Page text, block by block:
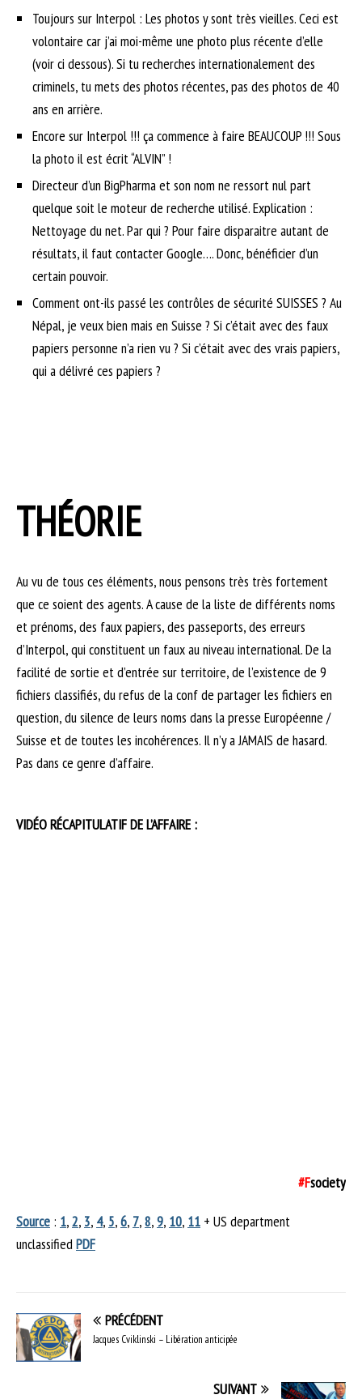
Toujours sur Interpol : Les photos y sont très vieilles. Ceci est
volontaire car j’ai moi-même une photo plus récente d’elle
(voir ci dessous). Si tu recherches internationalement des
criminels, tu mets des photos récentes, pas des photos de 40
ans en arrière.
Encore sur Interpol !!! ça commence à faire BEAUCOUP !!! Sous
la photo il est écrit “ALVIN” !
Directeur d’un BigPharma et son nom ne ressort nul part
quelque soit le moteur de recherche utilisé. Explication :
Nettoyage du net. Par qui ? Pour faire disparaitre autant de
résultats, il faut contacter Google…. Donc, bénéficier d’un
certain pouvoir.
Comment ont-ils passé les contrôles de sécurité SUISSES ? Au
Népal, je veux bien mais en Suisse ? Si c’était avec des faux
papiers personne n’a rien vu ? Si c’était avec des vrais papiers,
qui a délivré ces papiers ?
THÉORIE
Au vu de tous ces éléments, nous pensons très très fortement
que ce soient des agents. A cause de la liste de différents noms
et prénoms, des faux papiers, des passeports, des erreurs
d’Interpol, qui constituent un faux au niveau international. De la
facilité de sortie et d’entrée sur territoire, de l’existence de 9
fichiers classifiés, du refus de la conf de partager les fichiers en
question, du silence de leurs noms dans la presse Européenne /
Suisse et de toutes les incohérences. Il n’y a JAMAIS de hasard.
Pas dans ce genre d’affaire.
VIDÉO RÉCAPITULATIF DE L’AFFAIRE :
#Fsociety
Source : 1,2, 3, 4, 5,6, 7,8,9, 10, 11 + US department
unclassifiedPDF
PRÉCÉDENT
Jacques Cviklinski – Libération anticipée
SUIVANT